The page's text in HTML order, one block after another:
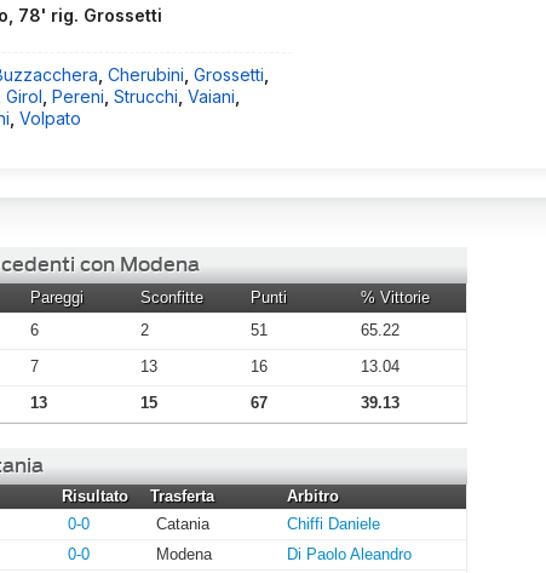
78' rig. Grossetti
,Cherubini ,Grossetti
,Girol ,Pereni ,Strucchi ,Vaiani
,Volpato
con Modena
Pareggi Sconfitte Punti
% Vittorie
6 2 51
65.22
7 13 16
13.04
13 15 67 39.13
Risultato Trasferta
Arbitro
0-0 Catania
Chiffi Daniele
0-0 Modena
Di Paolo Aleandro